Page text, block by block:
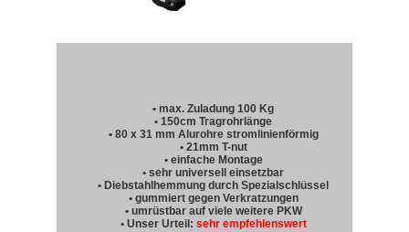
• max. Zuladung 100 Kg
• 150cm Tragrohrlänge
• 80 x 31 mm Alurohre stromlinienförmig
• 21mm T-nut
• einfache Montage
• sehr universell einsetzbar
• Diebstahlhemmung durch Spezialschlüssel
• gummiert gegen Verkratzungen
• umrüstbar auf viele weitere PKW
• Unser Urteil: sehr empfehlenswert